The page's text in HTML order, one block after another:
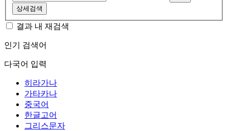
상세검색
결과 내 재검색
인기 검색어
다국어 입력
히라가나
가타카나
중국어
한글고어
그리스문자